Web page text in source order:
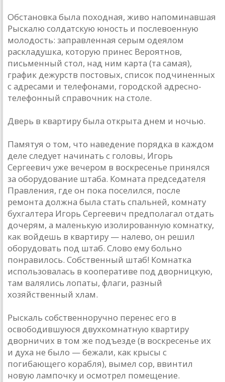
Обстановка была походная, живо напоминавшая
Рыскалю солдатскую юность и послевоенную
молодость: заправленная серым одеялом
раскладушка, которую принес Вероятнов,
письменный стол, над ним карта (та самая),
график дежурств постовых, список подчиненных
с адресами и телефонами, городской адресно-
телефонный справочник на столе.
Дверь в квартиру была открыта днем и ночью.
Памятуя о том, что наведение порядка в каждом
деле следует начинать с головы, Игорь
Сергеевич уже вечером в воскресенье принялся
за оборудование штаба. Комната председателя
Правления, где он пока поселился, после
ремонта должна была стать спальней, комнату
бухгалтера Игорь Сергеевич предполагал отдать
дочерям, а маленькую изолированную комнатку,
как войдешь в квартиру — налево, он решил
оборудовать под штаб. Слово ему больно
понравилось. Собственный штаб! Комнатка
использовалась в кооперативе под дворницкую,
там валялись лопаты, флаги, разный
хозяйственный хлам.
Рыскаль собственноручно перенес его в
освободившуюся двухкомнатную квартиру
дворничих в том же подъезде (в воскресенье их
и духа не было — бежали, как крысы с
погибающего корабля), вымел сор, ввинтил
новую лампочку и осмотрел помещение.